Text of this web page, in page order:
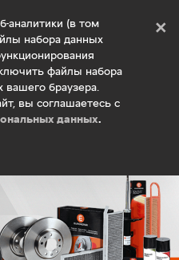
аналитики (в том
набора данных
файлы набора
вашего браузера.
вы соглашаетесь с
данных.
×
аксессуары